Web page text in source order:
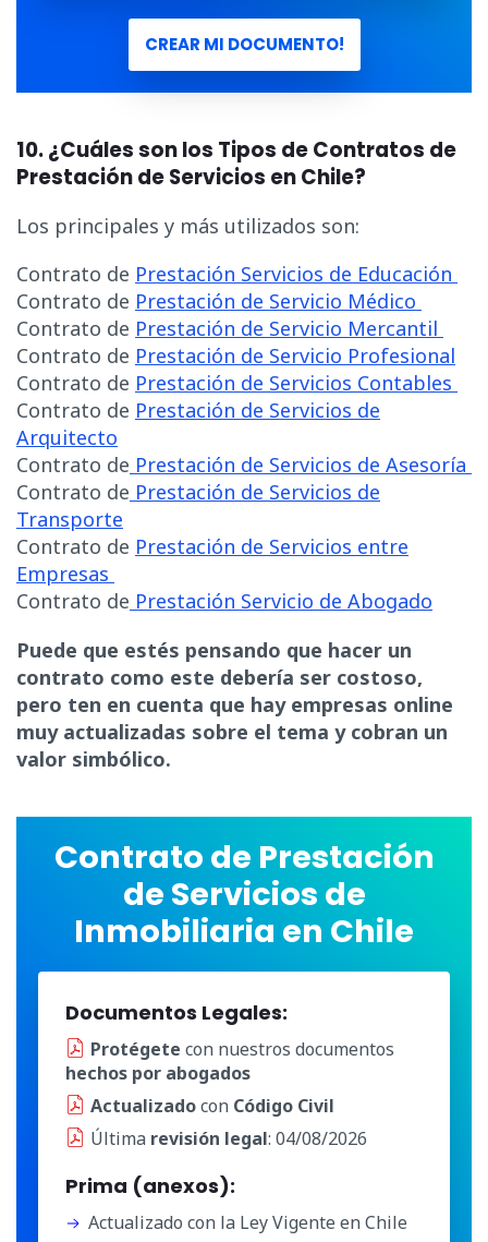
CREAR MI DOCUMENTO!
10. ¿Cuáles son los Tipos de Contratos de
Prestación de Servicios en Chile?
Los principales y más utilizados son:
Contrato de Prestación Servicios de Educación
Contrato de Prestación de Servicio Médico
Contrato de Prestación de Servicio Mercantil
Contrato de Prestación de Servicio Profesional
Contrato de Prestación de Servicios Contables
Contrato de Prestación de Servicios de
Arquitecto
Contrato de Prestación de Servicios de Asesoría
Contrato de Prestación de Servicios de
Transporte
Contrato de Prestación de Servicios entre
Empresas
Contrato de Prestación Servicio de Abogado
Puede que estés pensando que hacer un
contrato como este debería ser costoso,
pero ten en cuenta que hay empresas online
muy actualizadas sobre el tema y cobran un
valor simbólico.
Contrato de Prestación
de Servicios de
Inmobiliaria en Chile
Documentos Legales:
Protégete con nuestros documentos
hechos por abogados
Actualizadocon Código Civil
Última revisión legal: 04/08/2026
Prima (anexos):
Actualizado con la Ley Vigente en Chile